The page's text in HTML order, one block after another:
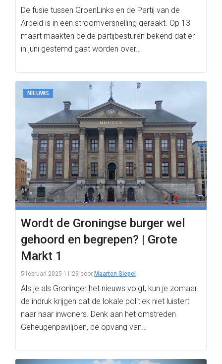
De fusie tussen GroenLinks en de Partij van de
Arbeid is in een stroomversnelling geraakt. Op 13
maart maakten beide partijbesturen bekend dat er
in juni gestemd gaat worden over…
NIEUWS
Wordt de Groningse burger wel
gehoord en begrepen? | Grote
Markt 1
5 februari 2025 11:29 door Maarten Siepel
Als je als Groninger het nieuws volgt, kun je zomaar
de indruk krijgen dat de lokale politiek niet luistert
naar haar inwoners. Denk aan het omstreden
Geheugenpaviljoen, de opvang van…